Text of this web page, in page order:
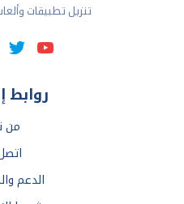
تنزيل تطبيقات
روابط
من
الدعم